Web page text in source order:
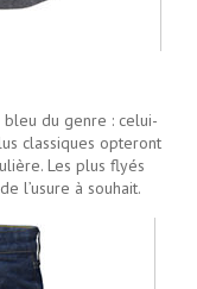
du genre : celui-
classiques opteront
Les plus flyés
l’usure à souhait.